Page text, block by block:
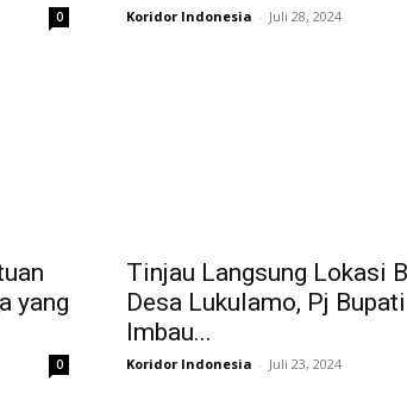
0 Koridor Indonesia - Juli 28, 2024
yang
0
Tinjau Langsung Lokasi
Desa Lukulamo, Pj
Imbau...
Koridor Indonesia - Juli 23, 2024